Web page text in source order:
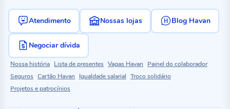
Atendimento Nossas lojas Blog Havan
Negociar dívida
Nossa história Lista de presentes Vagas Havan
Painel do colaborador
Seguros Cartão Havan Igualdade salarial Troco solidário
Projetos e patrocínios